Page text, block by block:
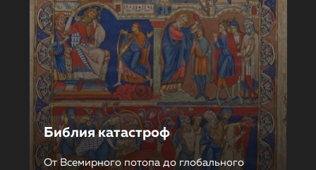
Библия катастроф
От Всемирного потопа до глобального